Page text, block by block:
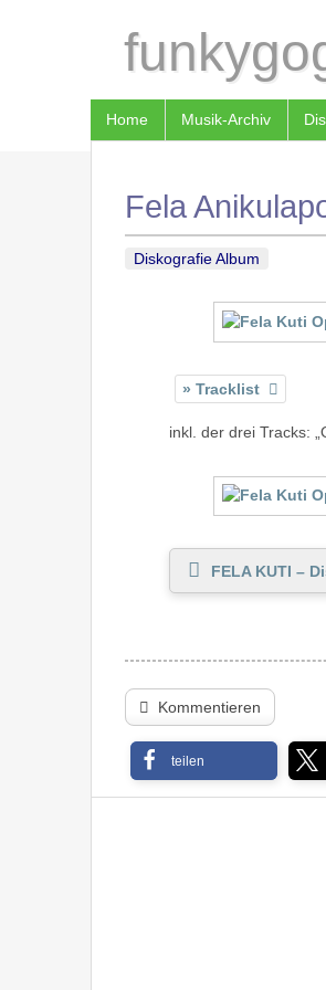
Home Musik-Archiv
Fela
Diskografie Album
Tracklist
inkl. der drei Tracks:
FELA KUTI –
Kommentieren
teilen